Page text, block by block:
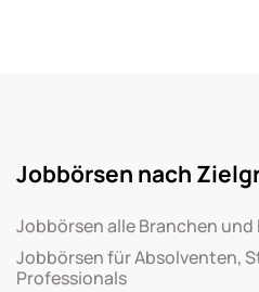
Jobbörsen nach
Jobbörsen alle Branchen und
Jobbörsen für Absolventen,
Professionals